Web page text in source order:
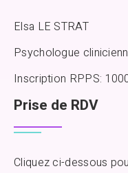
Elsa LE STRAT
Psychologue
Inscription RPPS:
Prise de RDV
Cliquez ci-dessous